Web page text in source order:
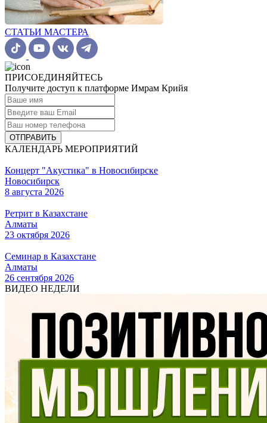
СТАТЬИ МАСТЕРА
ПРИСОЕДИНЯЙТЕСЬ
Получите доступ к платформе Имрам Крийя
ОТПРАВИТЬ
КАЛЕНДАРЬ МЕРОПРИЯТИЙ
Концерт "Акустика" в Новосибирске
Новосибирск
8 августа 2026
Ретрит в Казахстане
Алматы
23 октября 2026
Семинар в Казахстане
Алматы
26 сентября 2026
ВИДЕО НЕДЕЛИ